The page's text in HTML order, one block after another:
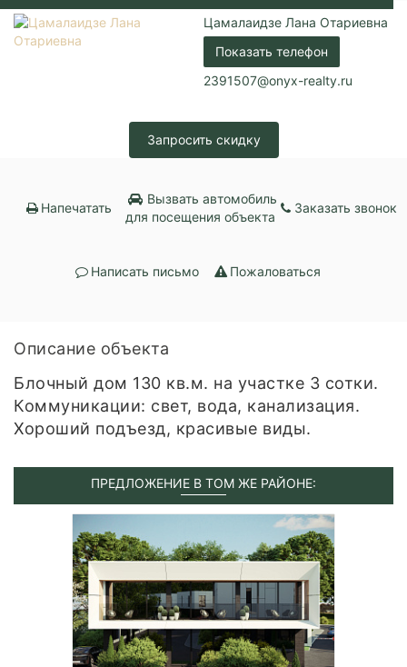
Цамалаидзе Лана Отариевна
Показать телефон
2391507@onyx-realty.ru
Запросить скидку
Напечатать
Вызвать автомобиль
для посещения объекта
Заказать звонок
Написать письмо Пожаловаться
Описание объекта
Блочный дом 130 кв.м. на участке 3 сотки.
Коммуникации: свет, вода, канализация.
Хороший подъезд, красивые виды.
ПРЕДЛОЖЕНИЕ В ТОМ ЖЕ РАЙОНЕ: